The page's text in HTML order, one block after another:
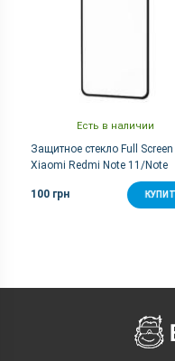
Есть в наличии
Защитное стекло Full Screen
Xiaomi Redmi Note 11/Note
11S/Note 10S/Note 10/Poco
Pro/Poco M5s - Black
100 грн